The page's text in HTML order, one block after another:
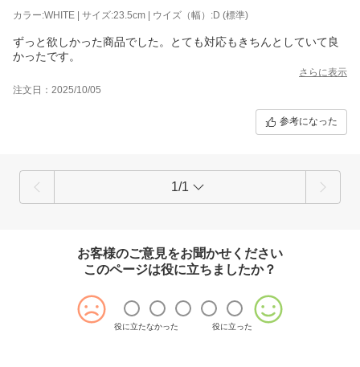
カラー:WHITE | サイズ:23.5cm | ウイズ（幅）:D (標準)
ずっと欲しかった商品でした。とても対応もきちんとしていて良
かったです。
さらに表示
注文日：2025/10/05
参考になった
1/1
お客様のご意見をお聞かせください
このページは役に立ちましたか？
役に立たなかった 役に立った